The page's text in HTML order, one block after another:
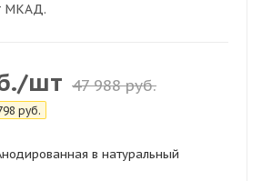
МКАД.
/шт 47 988руб.
руб.
в натуральный